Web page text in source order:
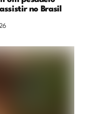
no Brasil